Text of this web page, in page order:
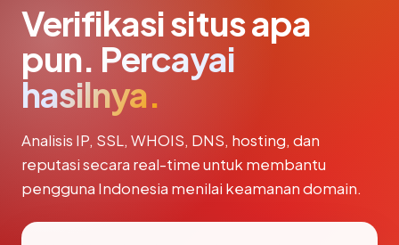
Verifikasi situs apa
pun. Percayai
hasilnya.
Analisis IP, SSL, WHOIS, DNS, hosting, dan
reputasi secara real-time untuk membantu
pengguna Indonesia menilai keamanan domain.